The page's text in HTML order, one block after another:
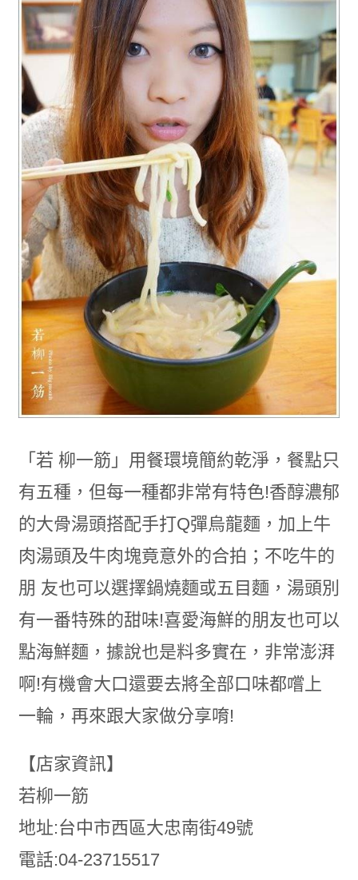
「若 柳一筋」用餐環境簡約乾淨，餐點只
有五種，但每一種都非常有特色!香醇濃郁
的大骨湯頭搭配手打Q彈烏龍麵，加上牛
肉湯頭及牛肉塊竟意外的合拍；不吃牛的
朋 友也可以選擇鍋燒麵或五目麵，湯頭別
有一番特殊的甜味!喜愛海鮮的朋友也可以
點海鮮麵，據說也是料多實在，非常澎湃
啊!有機會大口還要去將全部口味都嚐上
一輪，再來跟大家做分享唷!
【店家資訊】
若柳一筋
地址:台中市西區大忠南街49號
電話:04-23715517